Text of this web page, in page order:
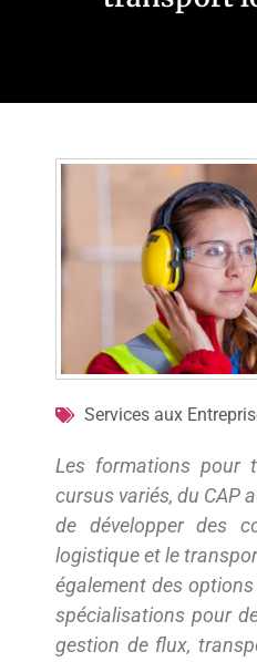
Services aux
Les formations pour
cursus variés, du CAP
de développer des
logistique et le
également des
spécialisations pour
gestion de flux,